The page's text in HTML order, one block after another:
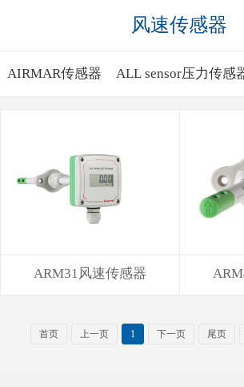
风速传感器
AIRMAR传感器 ALL sensor压力传感
ARM31风速传感器
首页 上一页 1 下一页 尾页